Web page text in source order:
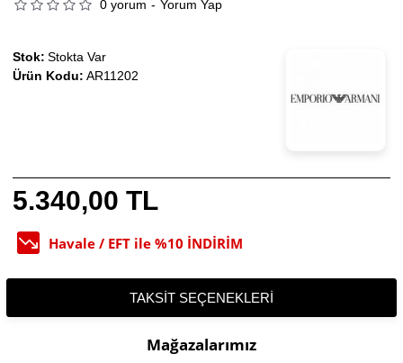
0 yorum - Yorum Yap
5.340,00 TL
Havale / EFT ile %10 İNDİRİM
Stok: Stokta Var
Ürün Kodu: AR11202
TAKSIT SEÇENEKLERI
Mağazalarımız